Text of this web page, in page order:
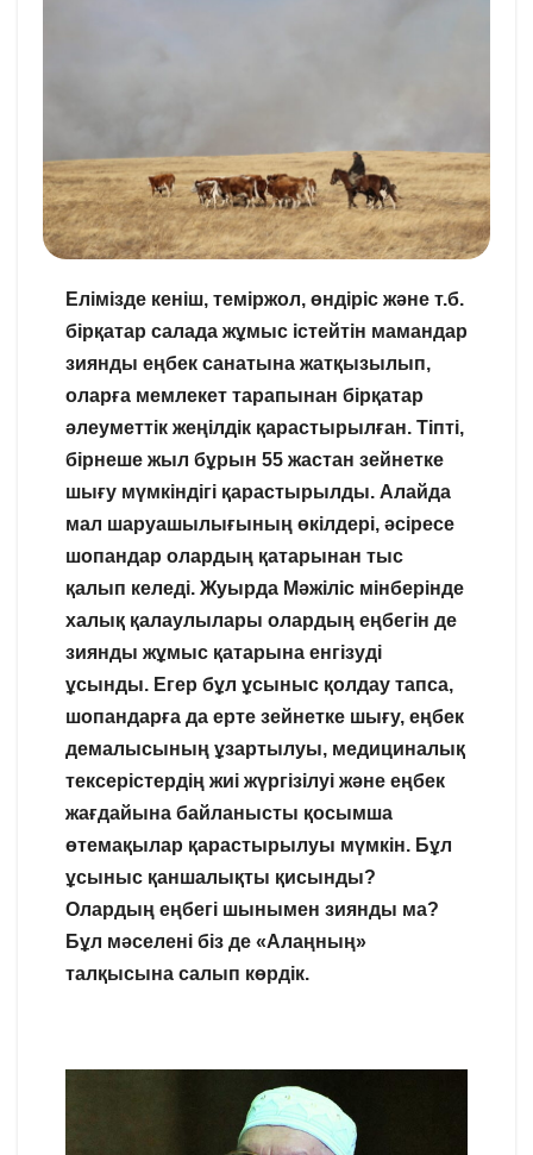
Елімізде кеніш, теміржол, өндіріс және т.б.
бірқатар салада жұмыс істейтін мамандар
зиянды еңбек санатына жатқызылып,
оларға мемлекет тарапынан бірқатар
әлеуметтік жеңілдік қарастырылған. Тіпті,
бірнеше жыл бұрын 55 жастан зейнетке
шығу мүмкіндігі қарастырылды. Алайда
мал шаруашылығының өкілдері, әсіресе
шопандар олардың қатарынан тыс
қалып келеді. Жуырда Мәжіліс мінберінде
халық қалаулылары олардың еңбегін де
зиянды жұмыс қатарына енгізуді
ұсынды. Егер бұл ұсыныс қолдау тапса,
шопандарға да ерте зейнетке шығу, еңбек
демалысының ұзартылуы, медициналық
тексерістердің жиі жүргізілуі және еңбек
жағдайына байланысты қосымша
өтемақылар қарастырылуы мүмкін. Бұл
ұсыныс қаншалықты қисынды?
Олардың еңбегі шынымен зиянды ма?
Бұл мәселені біз де «Алаңның»
талқысына салып көрдік.